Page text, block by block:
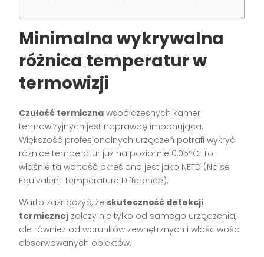
Minimalna wykrywalna
różnica temperatur w
termowizji
Czułość termiczna współczesnych kamer
termowizyjnych jest naprawdę imponująca.
Większość profesjonalnych urządzeń potrafi wykryć
różnice temperatur już na poziomie 0,05°C. To
właśnie ta wartość określana jest jako NETD (Noise
Equivalent Temperature Difference).
Warto zaznaczyć, że skuteczność detekcji
termicznej zależy nie tylko od samego urządzenia,
ale również od warunków zewnętrznych i właściwości
obserwowanych obiektów.